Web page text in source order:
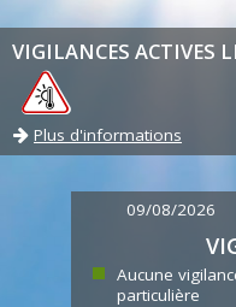
VIGILANCES ACTIVES
Plus d'informations
09/08/2026
Aucune
particulière